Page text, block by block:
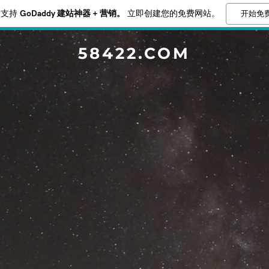
持 GoDaddy 建站神器 + 营销。 立即创建您的免费网站。 开始免
58422.COM